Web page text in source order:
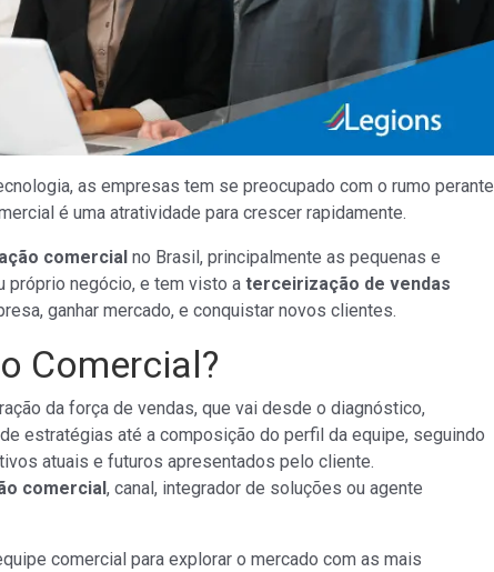
as empresas tem se preocupado com o rumo perante
é uma atratividade para crescer rapidamente.
comercial no Brasil, principalmente as pequenas e
próprio negócio, e tem visto a terceirização de vendas
ganhar mercado, e conquistar novos clientes.
Comercial?
da força de vendas, que vai desde o diagnóstico,
estratégias até a composição do perfil da equipe, seguindo
atuais e futuros apresentados pelo cliente.
comercial , canal, integrador de soluções ou agente
comercial para explorar o mercado com as mais